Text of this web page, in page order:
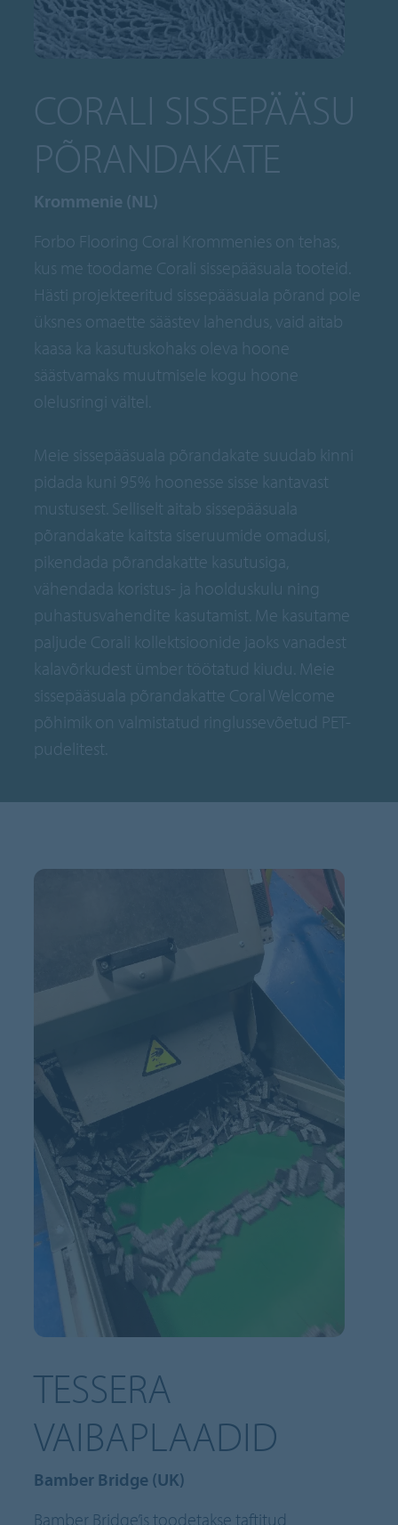
CORALI SISSEPÄÄSU
PÕRANDAKATE
Krommenie (NL)
Forbo Flooring Coral Krommenies on tehas,
kus me toodame Corali sissepääsuala tooteid.
Hästi projekteeritud sissepääsuala põrand pole
üksnes omaette säästev lahendus, vaid aitab
kaasa ka kasutuskohaks oleva hoone
säästvamaks muutmisele kogu hoone
olelusringi vältel.
Meie sissepääsuala põrandakate suudab kinni
pidada kuni 95% hoonesse sisse kantavast
mustusest. Selliselt aitab sissepääsuala
põrandakate kaitsta siseruumide omadusi,
pikendada põrandakatte kasutusiga,
vähendada koristus- ja hoolduskulu ning
puhastusvahendite kasutamist. Me kasutame
paljude Corali kollektsioonide jaoks vanadest
kalavõrkudest ümber töötatud kiudu. Meie
sissepääsuala põrandakatte Coral Welcome
põhimik on valmistatud ringlussevõetud PET-
pudelitest.
TESSERA
VAIBAPLAADID
Bamber Bridge (UK)
Bamber Bridge’is toodetakse taftitud